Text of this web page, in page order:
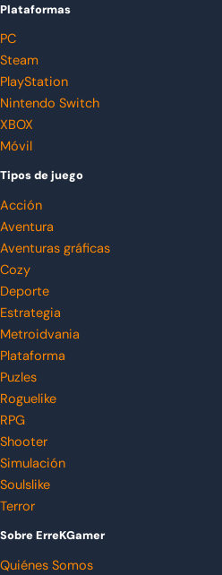
Plataformas
PC
Steam
PlayStation
Nintendo Switch
XBOX
Móvil
Tipos de juego
Acción
Aventura
Aventuras gráficas
Cozy
Deporte
Estrategia
Metroidvania
Plataforma
Puzles
Roguelike
RPG
Shooter
Simulación
Soulslike
Terror
Sobre ErreKGamer
Quiénes Somos